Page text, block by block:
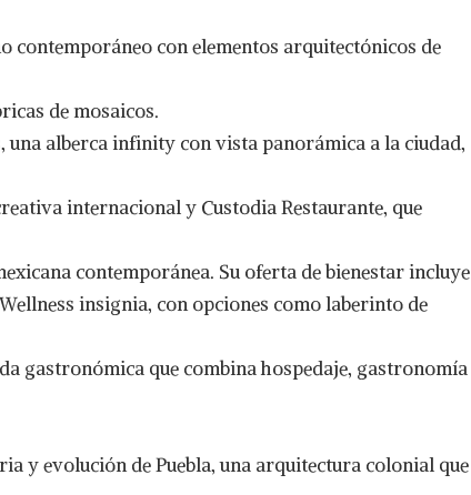
contemporáneo con elementos arquitectónicos de
de mosaicos.
una alberca infinity con vista panorámica a la ciudad,
internacional y Custodia Restaurante, que
contemporánea. Su oferta de bienestar incluye
insignia, con opciones como laberinto de
gastronómica que combina hospedaje, gastronomía
y evolución de Puebla, una arquitectura colonial que